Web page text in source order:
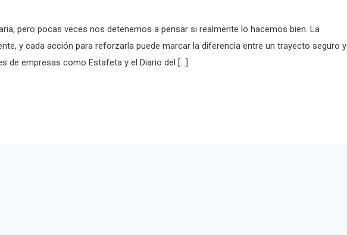
pero pocas veces nos detenemos a pensar si realmente lo hacemos bien. La
y cada acción para reforzarla puede marcar la diferencia entre un trayecto seguro y
de empresas como Estafeta y el Diario del […]